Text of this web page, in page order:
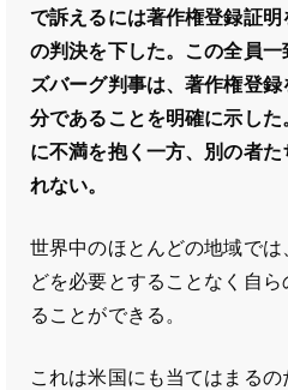
で訴えるには著作権登録証
の判決を下した。この全員
ズバーグ判事は、著作権登
分であることを明確に示し
に不満を抱く一方、別の者
れない。
世界中のほとんどの地域で
どを必要とすることなく自
ることができる。
これは米国にも当てはまる